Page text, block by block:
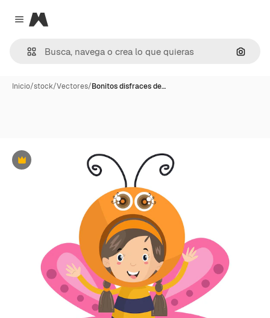
Close menu
Magnific
Inicio/stock/Vectores/Bonitos disfraces de…
Premium